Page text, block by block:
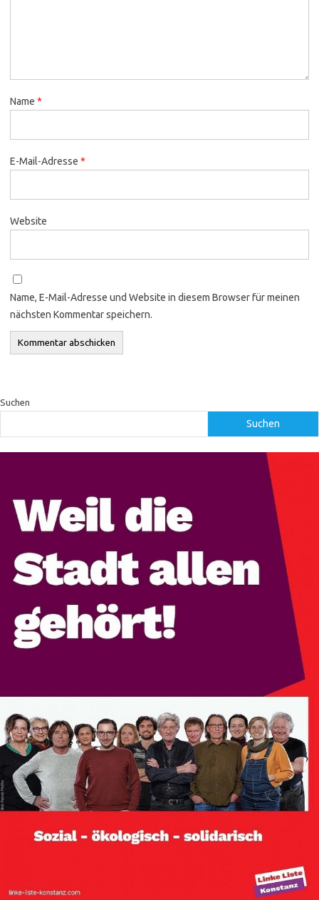
Name *
E-Mail-Adresse *
Website
Name, E-Mail-Adresse und Website in diesem Browser für meinen
nächsten Kommentar speichern.
Suchen
Suchen